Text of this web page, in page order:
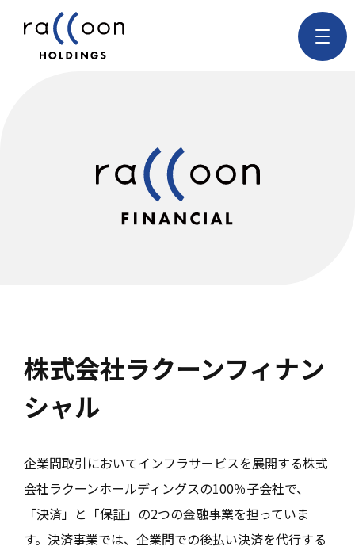
株式会社ラクーンフィナン
シャル
企業間取引においてインフラサービスを展開する株式
会社ラクーンホールディングスの100％子会社で、
「決済」と「保証」の2つの金融事業を担っていま
す。決済事業では、企業間での後払い決済を代行する